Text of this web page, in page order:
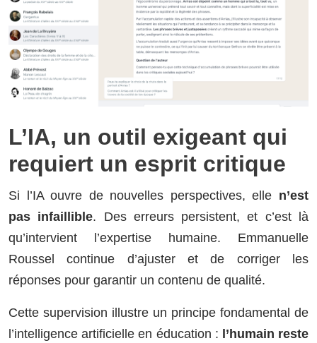
L’IA, un outil exigeant qui
requiert un esprit critique
Si l’IA ouvre de nouvelles perspectives, elle n’est
pas infaillible. Des erreurs persistent, et c’est là
qu’intervient l’expertise humaine. Emmanuelle
Roussel continue d’ajuster et de corriger les
réponses pour garantir un contenu de qualité.
Cette supervision illustre un principe fondamental de
l’intelligence artificielle en éducation : ’ humain reste